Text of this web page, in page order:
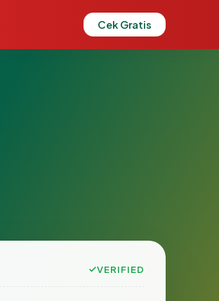
Cek Gratis
VERIFIED